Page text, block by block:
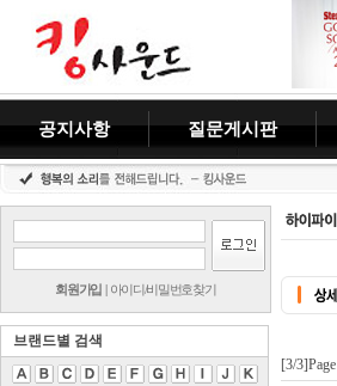
공지사항 질문게시판
회원가입 | 아이디/비밀번호찾기
브랜드별 검색
[3/3]Page